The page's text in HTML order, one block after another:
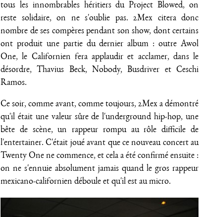
tous les innombrables héritiers du Project Blowed, on
reste solidaire, on ne s'oublie pas. 2Mex citera donc
nombre de ses compères pendant son show, dont certains
ont produit une partie du dernier album : outre Awol
One, le Californien fera applaudir et acclamer, dans le
désordre, Thavius Beck, Nobody, Busdriver et Ceschi
Ramos.
Ce soir, comme avant, comme toujours, 2Mex a démontré
qu'il était une valeur sûre de l'underground hip-hop, une
bête de scène, un rappeur rompu au rôle difficile de
l'entertainer. C'était joué avant que ce nouveau concert au
Twenty One ne commence, et cela a été confirmé ensuite :
on ne s'ennuie absolument jamais quand le gros rappeur
mexicano-californien déboule et qu'il est au micro.